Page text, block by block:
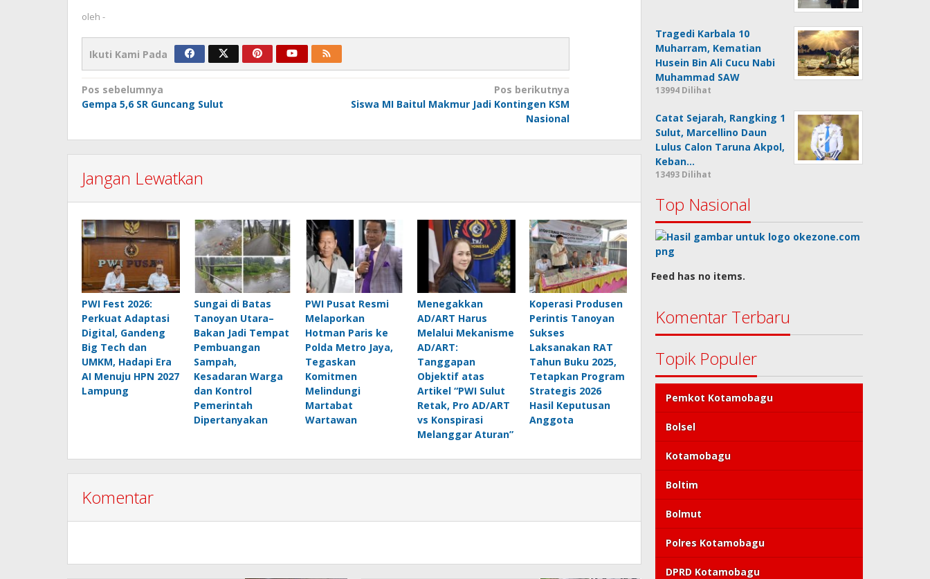
oleh -
Ikuti Kami Pada
Navigasi
pos
Pos sebelumnya
Gempa 5,6 SR Guncang Sulut
Pos berikutnya
Siswa MI Baitul Makmur Jadi Kontingen KSM
Nasional
Jangan Lewatkan
PWI Fest 2026:
Perkuat Adaptasi
Digital, Gandeng
Big Tech dan
UMKM, Hadapi Era
AI Menuju HPN 2027
Lampung
Sungai di Batas
Tanoyan Utara–
Bakan Jadi Tempat
Pembuangan
Sampah,
Kesadaran Warga
dan Kontrol
Pemerintah
Dipertanyakan
PWI Pusat Resmi
Melaporkan
Hotman Paris ke
Polda Metro Jaya,
Tegaskan
Komitmen
Melindungi
Martabat
Wartawan
Menegakkan
AD/ART Harus
Melalui Mekanisme
AD/ART:
Tanggapan
Objektif atas
Artikel “PWI Sulut
Retak, Pro AD/ART
vs Konspirasi
Melanggar Aturan”
Koperasi Produsen
Perintis Tanoyan
Sukses
Laksanakan RAT
Tahun Buku 2025,
Tetapkan Program
Strategis 2026
Hasil Keputusan
Anggota
Komentar
Tragedi Karbala 10
Muharram, Kematian
Husein Bin Ali Cucu Nabi
Muhammad SAW
13994 Dilihat
Catat Sejarah, Rangking 1
Sulut, Marcellino Daun
Lulus Calon Taruna Akpol,
Keban…
13493 Dilihat
Top Nasional
Feed has no items.
Komentar Terbaru
Topik Populer
Pemkot Kotamobagu
Bolsel
Kotamobagu
Boltim
Bolmut
Polres Kotamobagu
DPRD Kotamobagu